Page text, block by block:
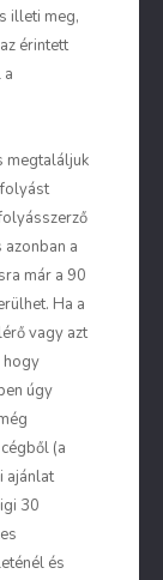
illeti meg,
érintett
megtaláljuk
a
már a 90
Ha a
vagy azt
hogy
úgy
(a
ajánlat
30
és